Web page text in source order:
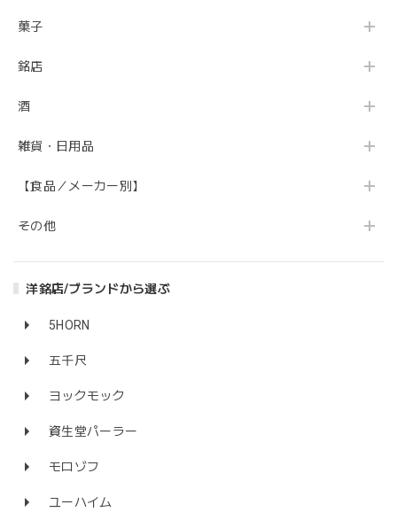
菓子
銘店
酒
雑貨・日用品
【食品／メーカー別】
その他
洋銘店/ブランドから選ぶ
5HORN
五千尺
ヨックモック
資生堂パーラー
モロゾフ
ユーハイム